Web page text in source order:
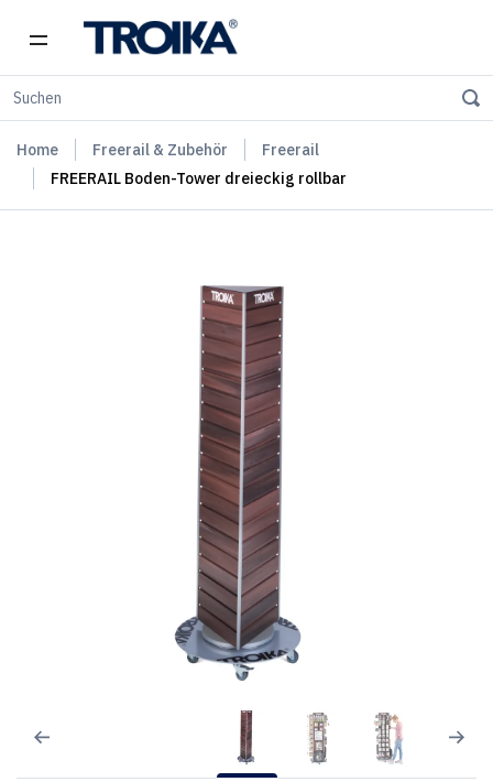
Home Freerail & Zubehör
Freerail
FREERAIL Boden-Tower dreieckig rollbar